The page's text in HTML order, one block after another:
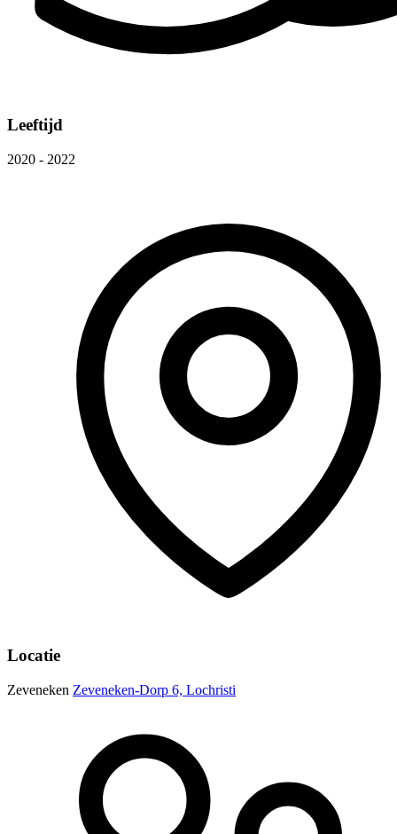
Leeftijd
2020 - 2022
Locatie
Zeveneken Zeveneken-Dorp 6, Lochristi